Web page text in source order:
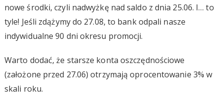
nowe środki, czyli nadwyżkę nad saldo z dnia 25.06. I… to
tyle! Jeśli zdążymy do 27.08, to bank odpali nasze
indywidualne 90 dni okresu promocji.
Warto dodać, że starsze konta oszczędnościowe
(założone przed 27.06) otrzymają oprocentowanie 3% w
skali roku.